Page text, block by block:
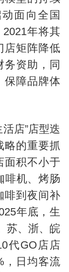
面向全国
年将其
店矩阵降低
务资助，同
保障品牌体
店”店型迭
略的重要抓
面积不小于
啡机、烤肠
啡到夜间补
年底，生
苏、浙、皖
代GO店店
，日均客流